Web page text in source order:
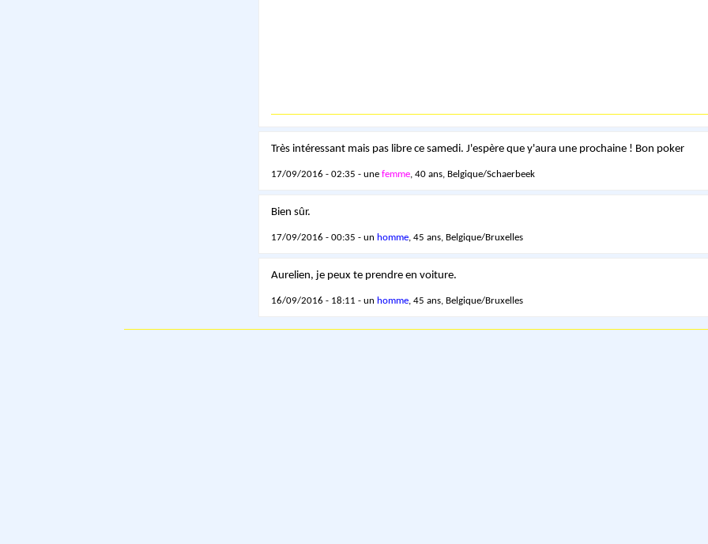
Très intéressant mais pas libre ce samedi. J'espère que y'aura une prochaine ! Bon poker
17/09/2016 - 02:35 - une femme, 40 ans, Belgique/Schaerbeek
Bien sûr.
17/09/2016 - 00:35 - un homme, 45 ans, Belgique/Bruxelles
Aurelien, je peux te prendre en voiture.
16/09/2016 - 18:11 - un homme, 45 ans, Belgique/Bruxelles